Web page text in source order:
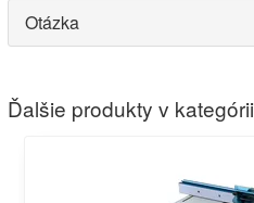
Otázka
Ďalšie produkty v kategórii